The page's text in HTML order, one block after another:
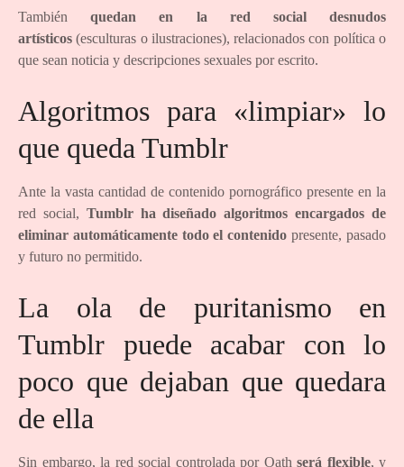
Tambiénquedan en la red social desnudos
artísticos (esculturas o ilustraciones), relacionados con política o
que sean noticia y descripciones sexuales por escrito.
Algoritmos para «limpiar» lo
que queda Tumblr
Ante la vasta cantidad de contenido pornográfico presente en la
red social, Tumblr ha diseñado algoritmos encargados de
eliminar automáticamente todo el contenido presente, pasado
y futuro no permitido.
La ola de puritanismo en
Tumblr puede acabar con lo
poco que dejaban que quedara
de ella
Sin embargo, la red social controlada por Oath será flexible, y